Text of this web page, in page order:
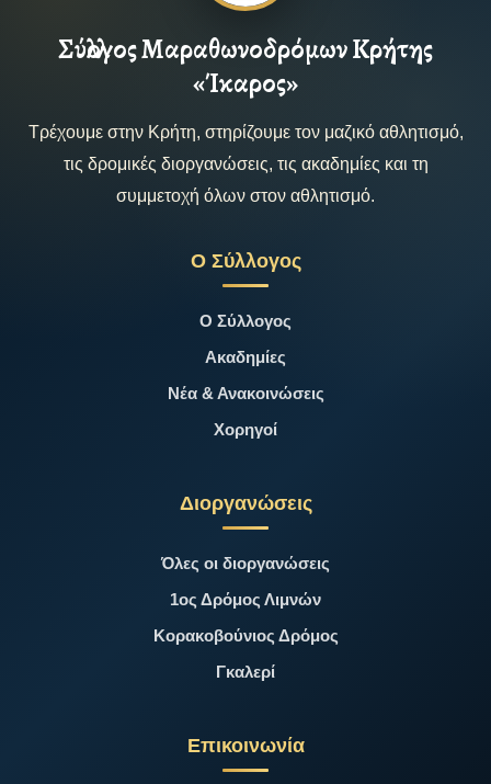
Σύλλογος Μαραθωνοδρόμων Κρήτης
«Ίκαρος»
Τρέχουμε στην Κρήτη, στηρίζουμε τον μαζικό αθλητισμό,
τις δρομικές διοργανώσεις, τις ακαδημίες και τη
συμμετοχή όλων στον αθλητισμό.
Ο Σύλλογος
Ο Σύλλογος
Ακαδημίες
Νέα & Ανακοινώσεις
Χορηγοί
Διοργανώσεις
Όλες οι διοργανώσεις
1ος Δρόμος Λιμνών
Κορακοβούνιος Δρόμος
Γκαλερί
Επικοινωνία